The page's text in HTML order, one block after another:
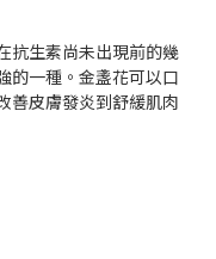
抗生素尚未出現前的幾
的一種。金盞花可以口
善皮膚發炎到舒緩肌肉